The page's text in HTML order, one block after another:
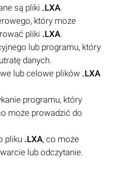
są pliki .LXA.
który może
pliki .LXA.
lub programu, który
danych.
lub celowe plików .LXA
programu, który
może prowadzić do
pliku .LXA, co może
lub odczytanie.